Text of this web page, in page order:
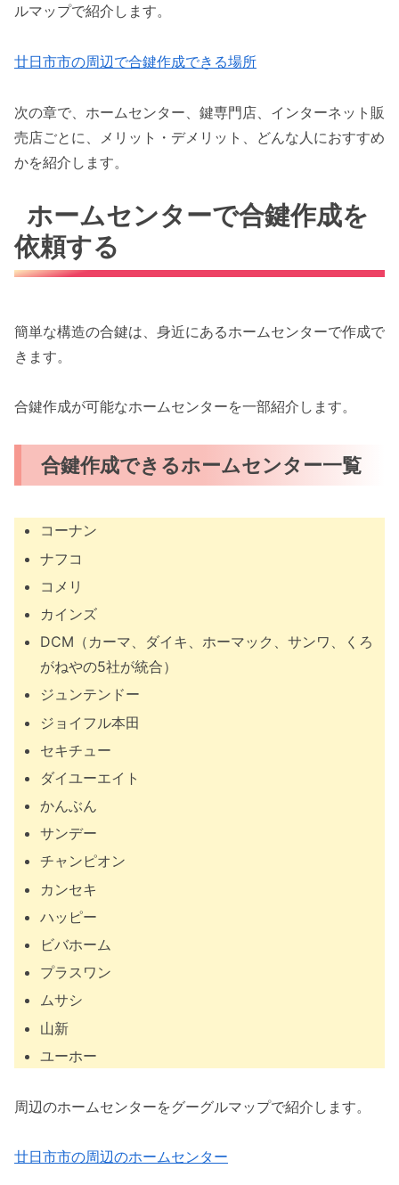
ルマップで紹介します。
廿日市市の周辺で合鍵作成できる場所
次の章で、ホームセンター、鍵専門店、インターネット販
売店ごとに、メリット・デメリット、どんな人におすすめ
かを紹介します。
ホームセンターで合鍵作成を
依頼する
簡単な構造の合鍵は、身近にあるホームセンターで作成で
きます。
合鍵作成が可能なホームセンターを一部紹介します。
合鍵作成できるホームセンター一覧
コーナン
ナフコ
コメリ
カインズ
DCM（カーマ、ダイキ、ホーマック、サンワ、くろ
がねやの5社が統合）
ジュンテンドー
ジョイフル本田
セキチュー
ダイユーエイト
かんぶん
サンデー
チャンピオン
カンセキ
ハッピー
ビバホーム
プラスワン
ムサシ
山新
ユーホー
周辺のホームセンターをグーグルマップで紹介します。
廿日市市の周辺のホームセンター